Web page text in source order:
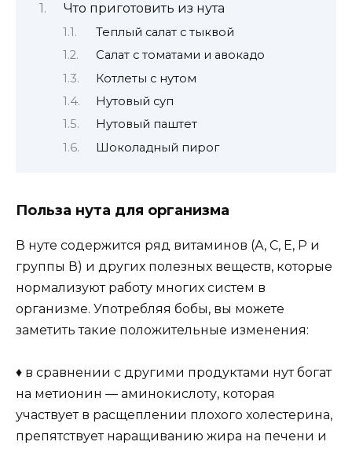
Что приготовить из нута
Теплый салат с тыквой
Салат с томатами и авокадо
Котлеты с нутом
Нутовый суп
Нутовый паштет
Шоколадный пирог
Польза нута для организма
В нуте содержится ряд витаминов (А, С, Е, Р и
группы В) и других полезных веществ, которые
нормализуют работу многих систем в
организме. Употребляя бобы, вы можете
заметить такие положительные изменения:
♦ в сравнении с другими продуктами нут богат
на метионин — аминокислоту, которая
участвует в расщеплении плохого холестерина,
препятствует наращиванию жира на печени и